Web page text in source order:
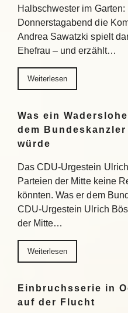
Halbschwester im
Donnerstagabend die
Andrea Sawatzki spielt
Ehefrau – und erzählt…
Weiterlesen
Was ein
dem
würde
Das CDU-Urgestein
Parteien der Mitte keine
könnten. Was er dem
CDU-Urgestein Ulrich
der Mitte…
Weiterlesen
Einbruchsserie in
auf der Flucht